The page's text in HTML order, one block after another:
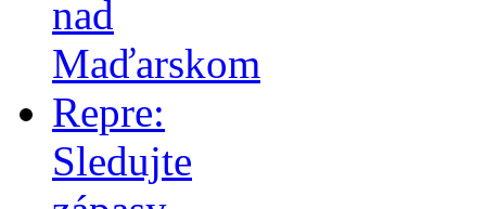
nad
Maďarskom
Repre:
Sledujte